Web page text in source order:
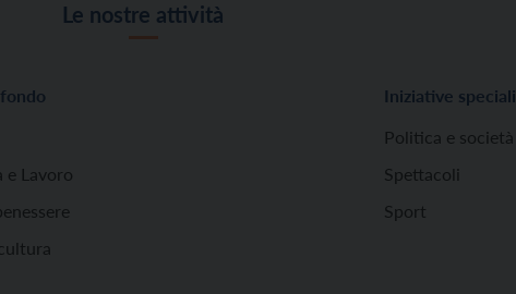
Le nostre attività
e Lavoro
Iniziative speciali
Politica e società
Spettacoli
Sport